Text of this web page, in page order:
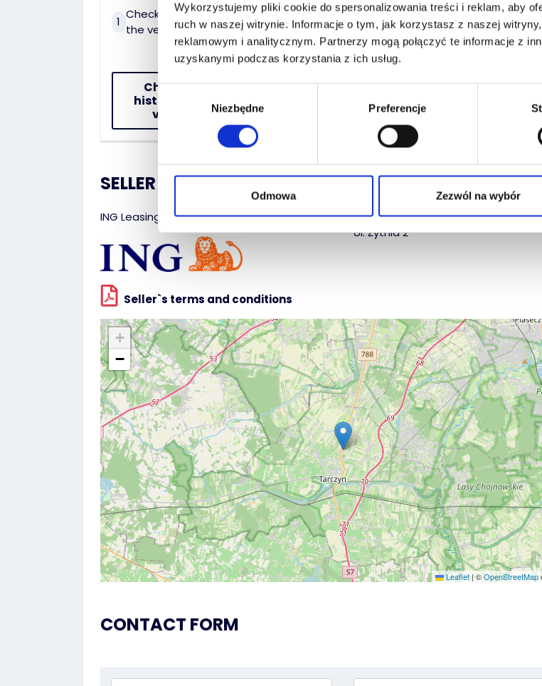
Wykorzystujemy pliki cookie do spersonalizowania treści i reklam, aby
ruch w naszej witrynie. Informacje o tym, jak korzystasz z naszej
reklamowym i analitycznym. Partnerzy mogą połączyć te informacje z
uzyskanymi podczas korzystania z ich usług.
Niezbędne Preferencje
Odmowa Zezwól na wybór
1
Check the history of
the vehicle
Check the
history of the
vehicle
2
On the historiapojazd.gov.pl website enter
data:
Reg. No.:
Date of first reg.:
SELLER :
ING Leasing Sp. z o.o.
Seller`s terms and conditions
Localization:
Tarczyn,
Ul. Żytnia 2
+
−
Leaflet | ©OpenStreetMap
CONTACT FORM